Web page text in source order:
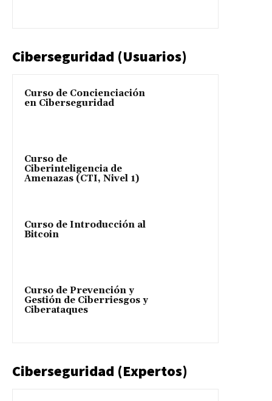
Ciberseguridad (Usuarios)
Curso de Concienciación
en Ciberseguridad
Curso de
Ciberinteligencia de
Amenazas (CTI, Nivel 1)
Curso de Introducción al
Bitcoin
Curso de Prevención y
Gestión de Ciberriesgos y
Ciberataques
Ciberseguridad (Expertos)